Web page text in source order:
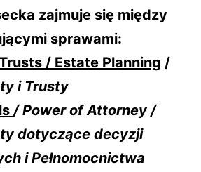
zajmuje się między
sprawami:
/ Estate Planning /
i Trusty
/ Power of Attorney /
dotyczące decyzji
i Pełnomocnictwa